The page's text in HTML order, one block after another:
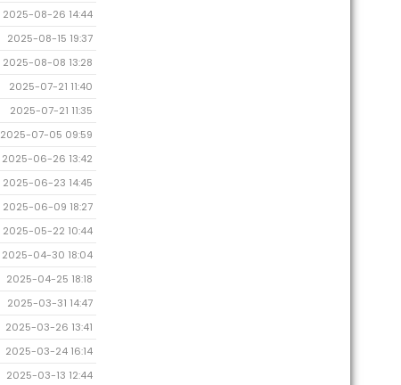
2025-08-26 14:44
2025-08-15 19:37
2025-08-08 13:28
2025-07-21 11:40
2025-07-21 11:35
2025-07-05 09:59
2025-06-26 13:42
2025-06-23 14:45
2025-06-09 18:27
2025-05-22 10:44
2025-04-30 18:04
2025-04-25 18:18
2025-03-31 14:47
2025-03-26 13:41
2025-03-24 16:14
2025-03-13 12:44